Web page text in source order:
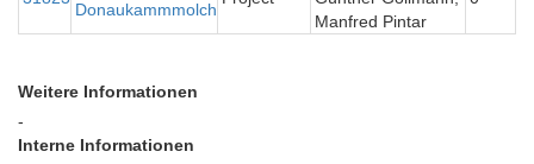
Donaukammmolch
Manfred Pintar
Weitere Informationen
-
Interne Informationen